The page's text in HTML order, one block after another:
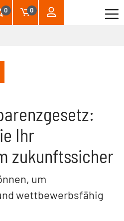
0 0
Ihr
zukunftssicher
um
wettbewerbsfähig